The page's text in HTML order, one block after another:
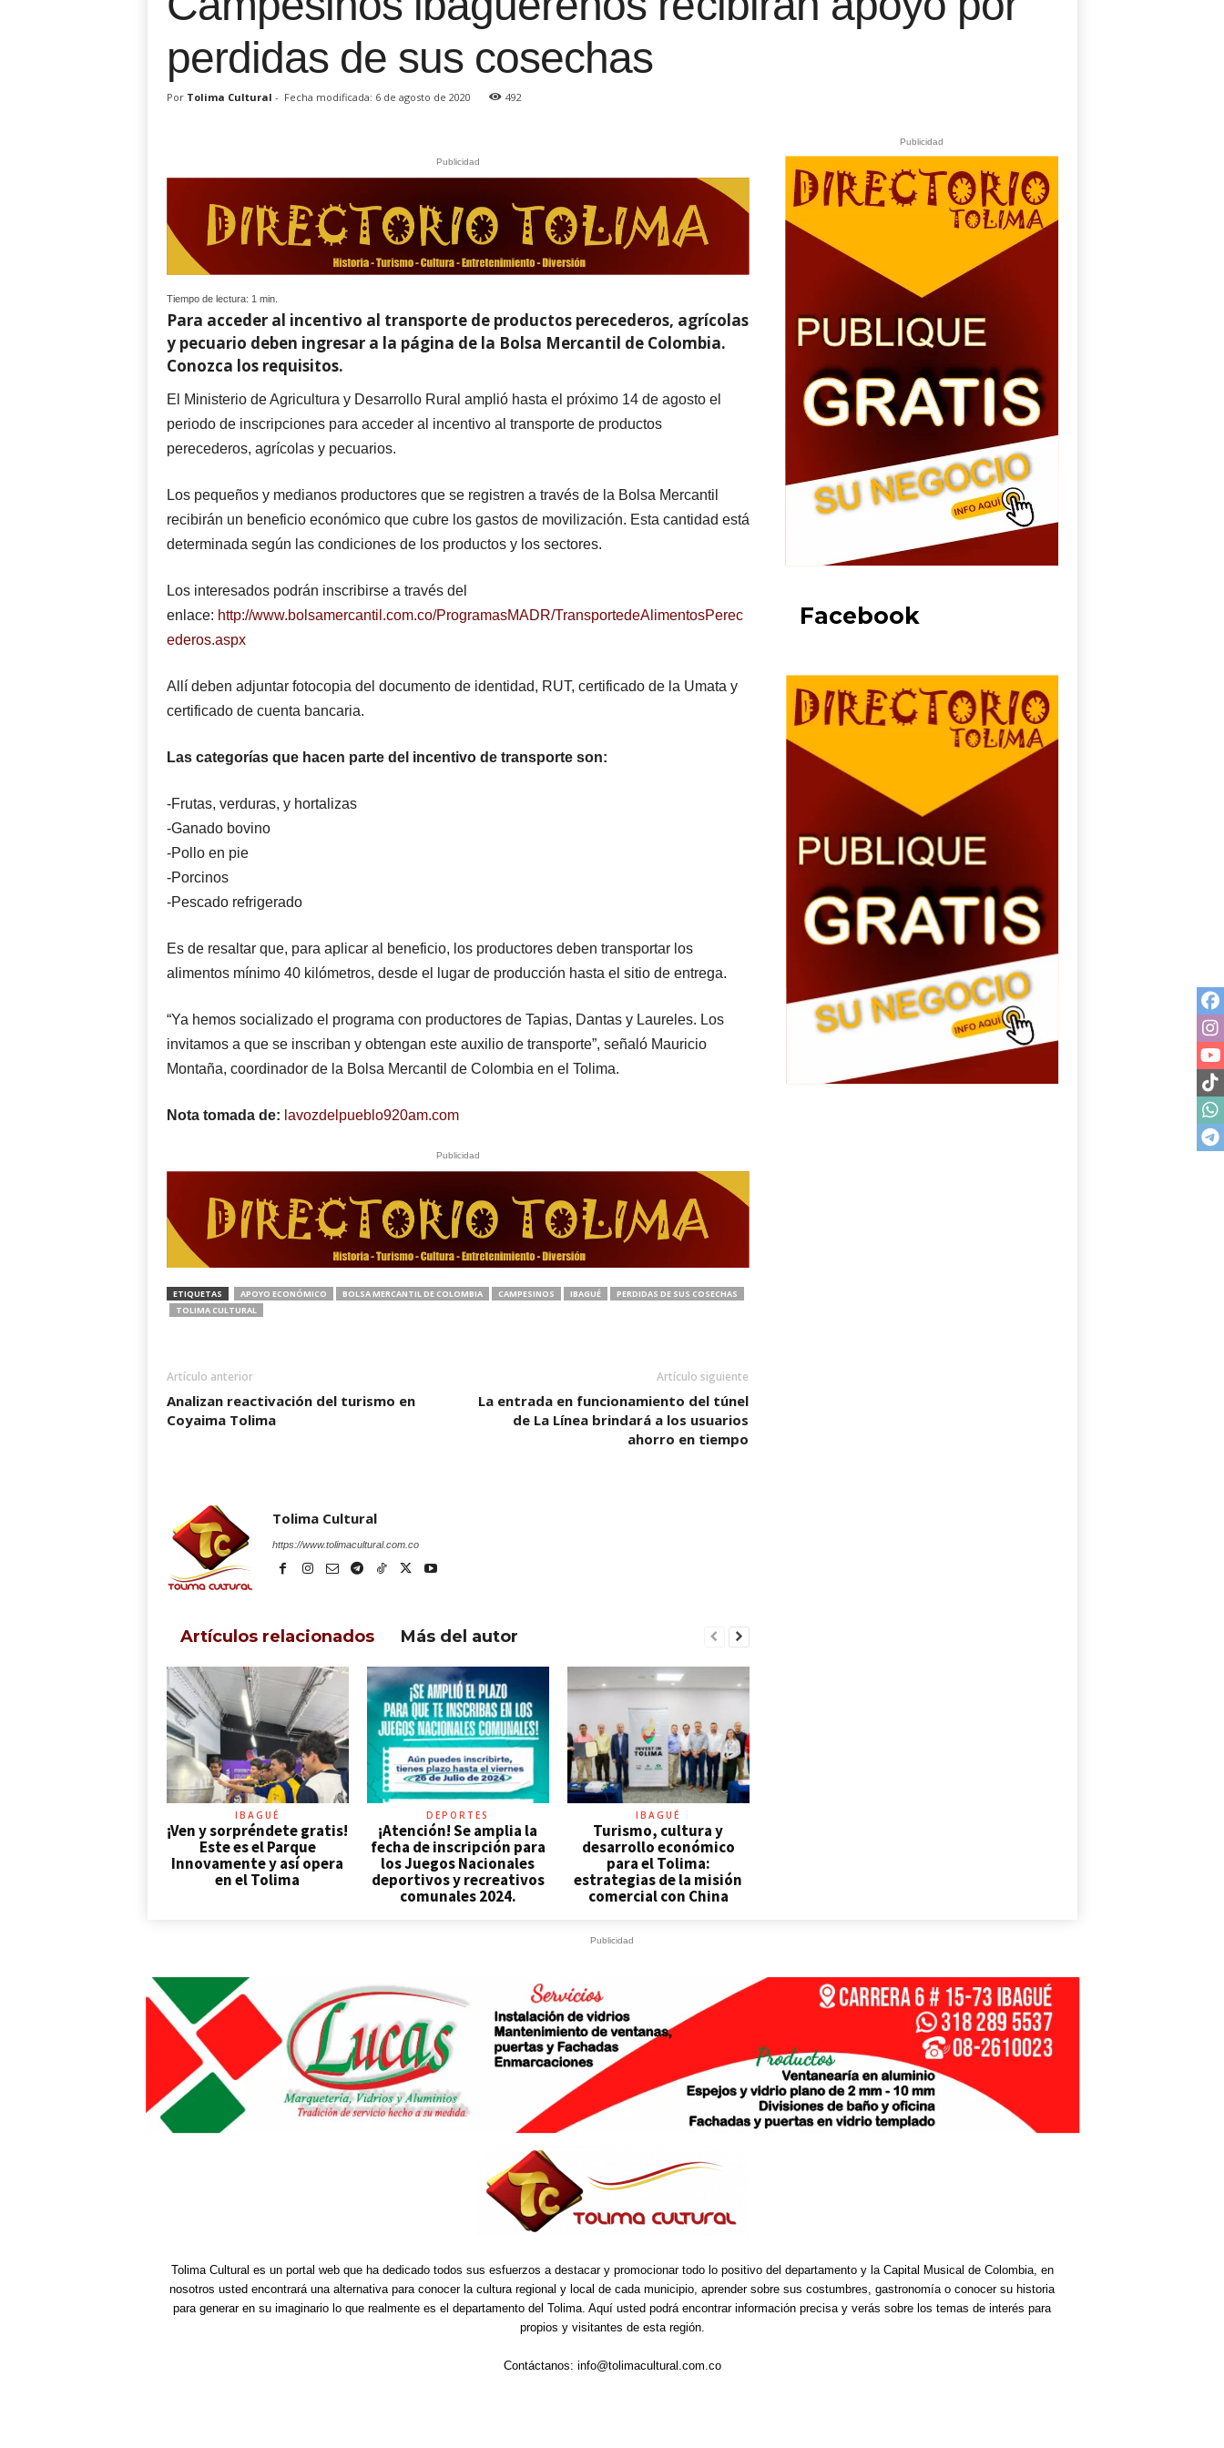
perdidas de sus cosechas
Por Tolima Cultural - Fecha modificada: 6 de agosto de 2020 492
Publicidad
Tiempo de lectura: 1 min.
Para acceder al incentivo al transporte de productos perecederos, agrícolas
y pecuario deben ingresar a la página de la Bolsa Mercantil de Colombia.
Conozca los requisitos.
El Ministerio de Agricultura y Desarrollo Rural amplió hasta el próximo 14 de agosto el
periodo de inscripciones para acceder al incentivo al transporte de productos
perecederos, agrícolas y pecuarios.
Los pequeños y medianos productores que se registren a través de la Bolsa Mercantil
recibirán un beneficio económico que cubre los gastos de movilización. Esta cantidad está
determinada según las condiciones de los productos y los sectores.
Los interesados podrán inscribirse a través del
enlace: http://www.bolsamercantil.com.co/ProgramasMADR/TransportedeAlimentosPerec
ederos.aspx
Allí deben adjuntar fotocopia del documento de identidad, RUT, certificado de la Umata y
certificado de cuenta bancaria.
Las categorías que hacen parte del incentivo de transporte son:
-Frutas, verduras, y hortalizas
-Ganado bovino
-Pollo en pie
-Porcinos
-Pescado refrigerado
Es de resaltar que, para aplicar al beneficio, los productores deben transportar los
alimentos mínimo 40 kilómetros, desde el lugar de producción hasta el sitio de entrega.
“Ya hemos socializado el programa con productores de Tapias, Dantas y Laureles. Los
invitamos a que se inscriban y obtengan este auxilio de transporte”, señaló Mauricio
Montaña, coordinador de la Bolsa Mercantil de Colombia en el Tolima.
Nota tomada de: lavozdelpueblo920am.com
Publicidad
ETIQUETAS APOYO ECONÓMICO BOLSA MERCANTIL DE COLOMBIA CAMPESINOS IBAGUÉ
PERDIDAS DE SUS COSECHAS
TOLIMA CULTURAL
Artículo anterior
Analizan reactivación del turismo en
Coyaima Tolima
Artículo siguiente
La entrada en funcionamiento del túnel
de La Línea brindará a los usuarios
ahorro en tiempo
Tolima Cultural
https://www.tolimacultural.com.co
Artículos relacionados Más del autor
IBAGUÉ
¡Ven y sorpréndete gratis!
Este es el Parque
Innovamente y así opera
en el Tolima
DEPORTES
¡Atención! Se amplia la
fecha de inscripción para
los Juegos Nacionales
deportivos y recreativos
comunales 2024.
IBAGUÉ
Turismo, cultura y
desarrollo económico
para el Tolima:
estrategias de la misión
comercial con China
Publicidad
Facebook
Publicidad
Tolima Cultural es un portal web que ha dedicado todos sus esfuerzos a destacar y promocionar todo lo positivo del departamento y la Capital Musical de Colombia, en
nosotros usted encontrará una alternativa para conocer la cultura regional y local de cada municipio, aprender sobre sus costumbres, gastronomía o conocer su historia
para generar en su imaginario lo que realmente es el departamento del Tolima. Aquí usted podrá encontrar información precisa y verás sobre los temas de interés para
propios y visitantes de esta región.
Contáctanos: info@tolimacultural.com.co